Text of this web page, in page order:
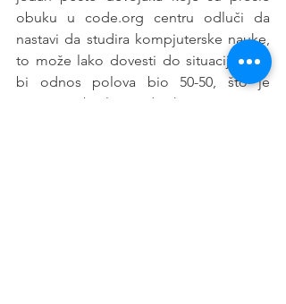
obuku u code.org centru odluči da
nastavi da studira kompjuterske nauke,
to može lako dovesti do situacije gde
bi odnos polova bio 50-50, što je
uspešno obavljen zadatak.